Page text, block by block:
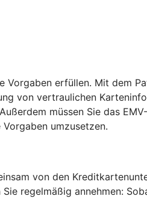
Vorgaben erfüllen. Mit dem
von vertraulichen
müssen Sie das
umzusetzen.
von den
regelmäßig annehmen: